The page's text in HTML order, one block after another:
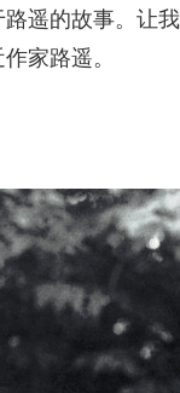
遥的故事。让
家路遥。